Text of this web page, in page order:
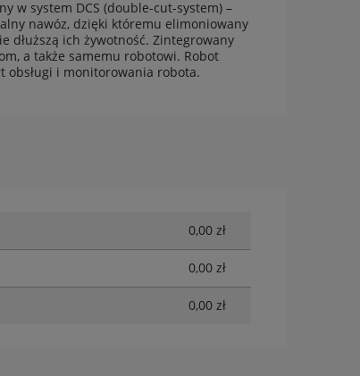
w system DCS (double-cut-system) –
nawóz, dzięki któremu elimoniowany
dłuższą ich żywotność. Zintegrowany
a także samemu robotowi. Robot
obsługi i monitorowania robota.
0,00 zł
0,00 zł
0,00 zł